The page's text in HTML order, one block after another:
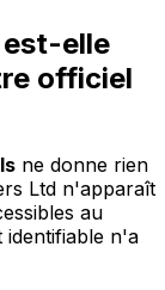
elle
officiel
ne donne rien
Ltd n'apparaît
au
n'a